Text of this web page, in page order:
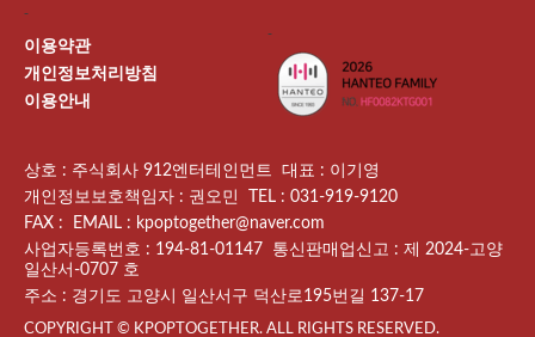
-
이용약관
개인정보처리방침
이용안내
-
상호 : 주식회사 912엔터테인먼트 대표 : 이기영
개인정보보호책임자 : 권오민 TEL : 031-919-9120
FAX : EMAIL : kpoptogether@naver.com
사업자등록번호 : 194-81-01147 통신판매업신고 : 제 2024-고양
일산서-0707 호
주소 : 경기도 고양시 일산서구 덕산로195번길 137-17
COPYRIGHT © KPOPTOGETHER. ALL RIGHTS RESERVED.